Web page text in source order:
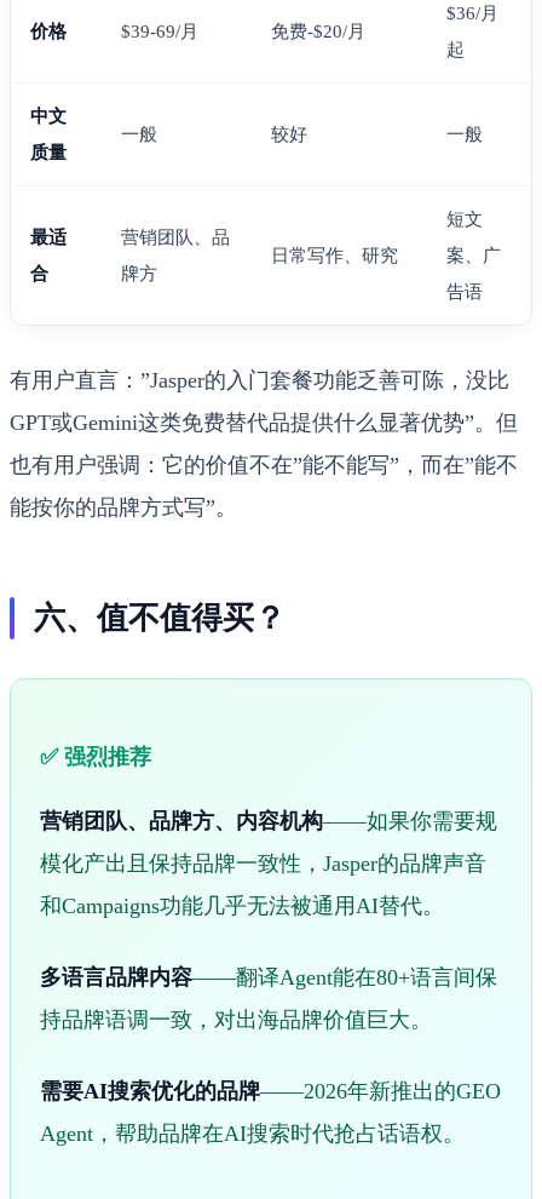
价格 $39-69/月 免费-$20/月
$36/月
起
中文
质量
一般 较好 一般
最适
合
营销团队、品
牌方
日常写作、研究
短文
案、广
告语
有用户直言：”Jasper的入门套餐功能乏善可陈，没比
GPT或Gemini这类免费替代品提供什么显著优势”。但
也有用户强调：它的价值不在”能不能写”，而在”能不
能按你的品牌方式写”。
六、值不值得买？
✅ 强烈推荐
营销团队、品牌方、内容机构——如果你需要规
模化产出且保持品牌一致性，Jasper的品牌声音
和Campaigns功能几乎无法被通用AI替代。
多语言品牌内容——翻译Agent能在80+语言间保
持品牌语调一致，对出海品牌价值巨大。
需要AI搜索优化的品牌——2026年新推出的GEO
Agent，帮助品牌在AI搜索时代抢占话语权。